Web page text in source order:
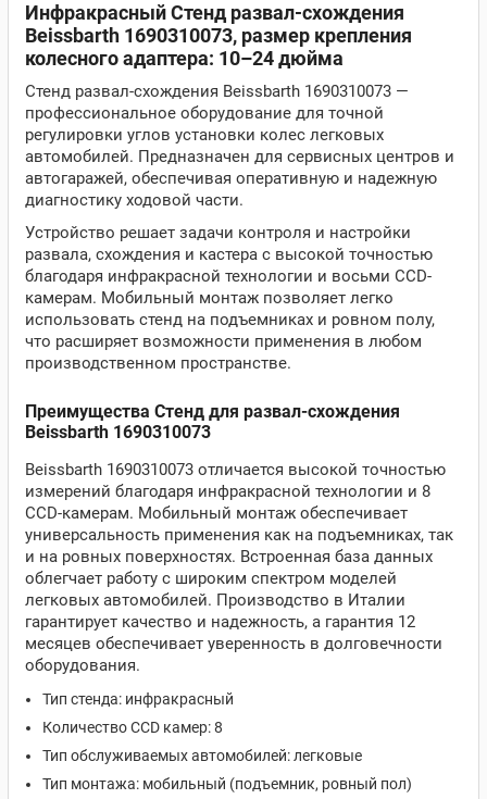
Инфракрасный Стенд развал-схождения
Beissbarth 1690310073, размер крепления
колесного адаптера: 10–24 дюйма
Стенд развал-схождения Beissbarth 1690310073 —
профессиональное оборудование для точной
регулировки углов установки колес легковых
автомобилей. Предназначен для сервисных центров и
автогаражей, обеспечивая оперативную и надежную
диагностику ходовой части.
Устройство решает задачи контроля и настройки
развала, схождения и кастера с высокой точностью
благодаря инфракрасной технологии и восьми CCD-
камерам. Мобильный монтаж позволяет легко
использовать стенд на подъемниках и ровном полу,
что расширяет возможности применения в любом
производственном пространстве.
Преимущества Стенд для развал-схождения
Beissbarth 1690310073
Beissbarth 1690310073 отличается высокой точностью
измерений благодаря инфракрасной технологии и 8
CCD-камерам. Мобильный монтаж обеспечивает
универсальность применения как на подъемниках, так
и на ровных поверхностях. Встроенная база данных
облегчает работу с широким спектром моделей
легковых автомобилей. Производство в Италии
гарантирует качество и надежность, а гарантия 12
месяцев обеспечивает уверенность в долговечности
оборудования.
Тип стенда: инфракрасный
Количество CCD камер: 8
Тип обслуживаемых автомобилей: легковые
Тип монтажа: мобильный (подъемник, ровный пол)